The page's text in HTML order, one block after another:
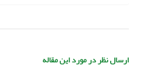
ارسال نظر در مورد این مقاله